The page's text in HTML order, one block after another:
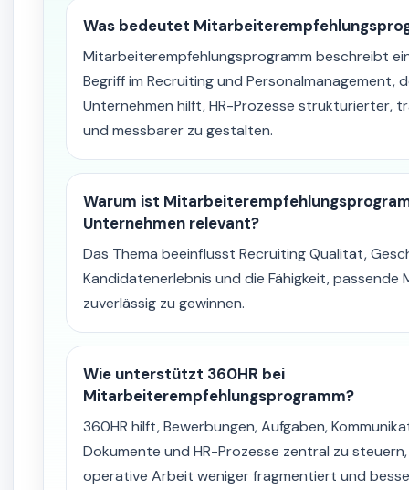
Was bedeutet
Mitarbeiterempfehlungsprogramm beschreibt
Begriff im Recruiting und Personalmanagement,
Unternehmen hilft, HR-Prozesse strukturierter,
und messbarer zu gestalten.
Warum ist
Unternehmen relevant?
Das Thema beeinflusst Recruiting Qualität,
Kandidatenerlebnis und die Fähigkeit, passende
zuverlässig zu gewinnen.
Wie unterstützt 360HR bei
Mitarbeiterempfehlungsprogramm?
360HR hilft, Bewerbungen, Aufgaben,
Dokumente und HR-Prozesse zentral zu
operative Arbeit weniger fragmentiert und